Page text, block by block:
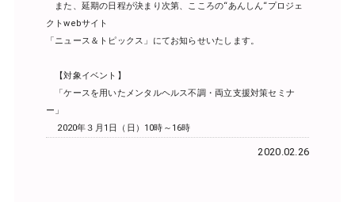
また、延期の日程が決まり次第、こころの“あんしん“プロジェ
クトwebサイト
「ニュース＆トピックス」にてお知らせいたします。
【対象イベント】
「ケースを用いたメンタルヘルス不調・両立支援対策セミナ
ー」
2020年３月1日（日）10時～16時
2020.02.26